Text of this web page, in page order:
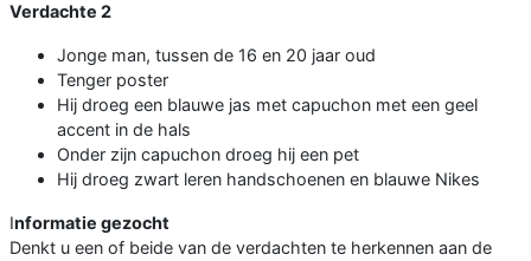
Verdachte 2
Jonge man, tussen de 16 en 20 jaar oud
Tenger poster
Hij droeg een blauwe jas met capuchon met een geel
accent in de hals
Onder zijn capuchon droeg hij een pet
Hij droeg zwart leren handschoenen en blauwe Nikes
Informatie gezocht
Denkt u een of beide van de verdachten te herkennen aan de